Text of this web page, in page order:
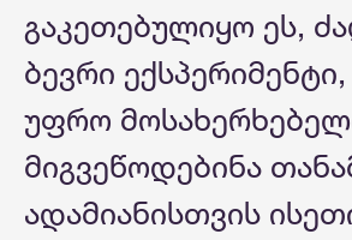
გაკეთებულიყო ეს,
ბევრი
უფრო
მიგვეწოდებინა
ადამიანისთვის